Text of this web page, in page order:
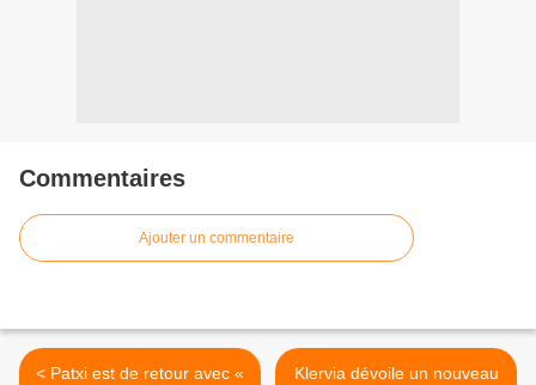
Commentaires
Ajouter un commentaire
< Patxi est de retour avec «
Klervia dévoile un nouveau